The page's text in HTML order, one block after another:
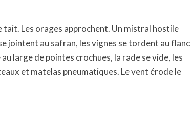
tait. Les orages approchent. Un mistral hostile
jointent au safran, les vignes se tordent au flanc
large de pointes crochues, la rade se vide, les
et matelas pneumatiques. Le vent érode le